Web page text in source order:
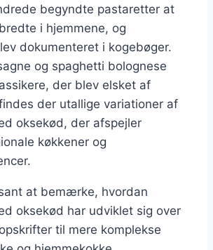
begyndte pastaretter at
i hjemmene, og
dokumenteret i kogebøger.
og spaghetti bolognese
der blev elsket af
der utallige variationer af
oksekød, der afspejler
køkkener og
at bemærke, hvordan
oksekød har udviklet sig over
til mere komplekse